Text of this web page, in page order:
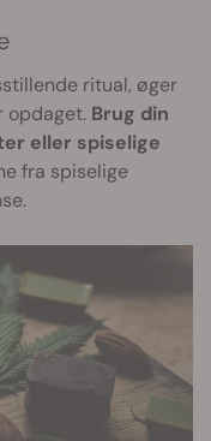
ritual, øger
opdaget. Brug din
eller spiselige
fra spiselige